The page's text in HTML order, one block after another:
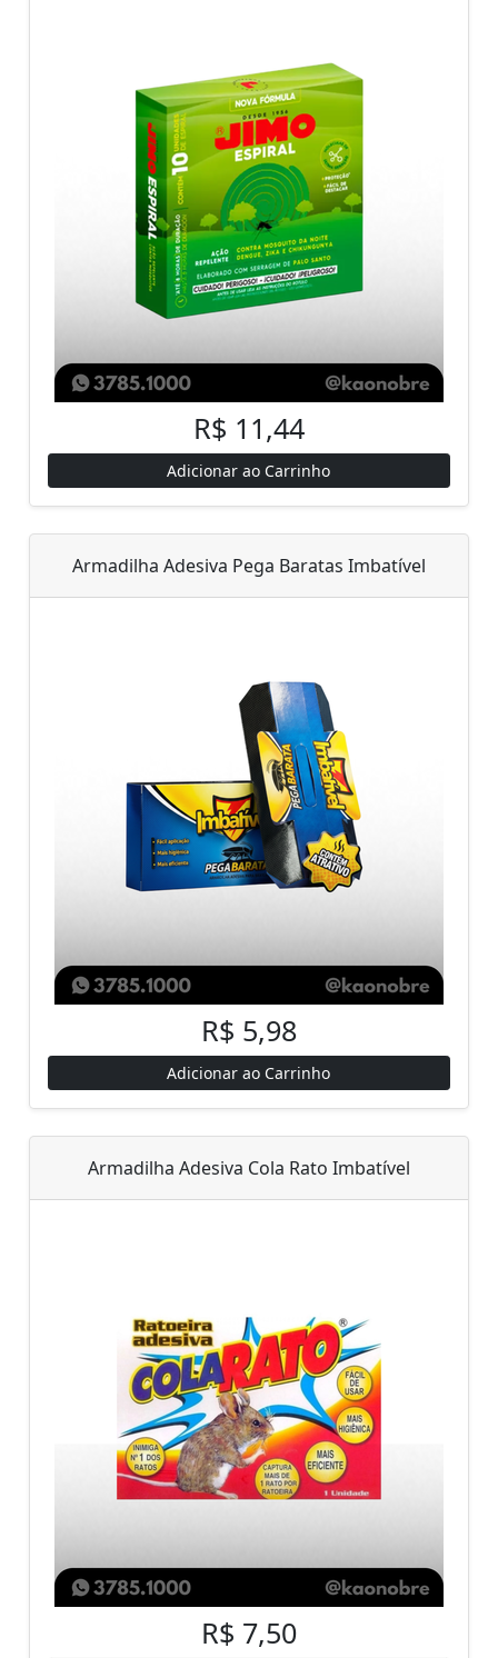
R$ 11,44
Adicionar ao Carrinho
Armadilha Adesiva Pega Baratas Imbatível
R$ 5,98
Adicionar ao Carrinho
Armadilha Adesiva Cola Rato Imbatível
R$ 7,50